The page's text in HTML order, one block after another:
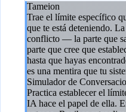
Tameion
Trae el límite específico
que te está deteniendo.
conflicto — la parte que
parte que cree que
hasta que hayas
es una mentira que tu
Simulador de
Practica establecer el
IA hace el papel de ella.